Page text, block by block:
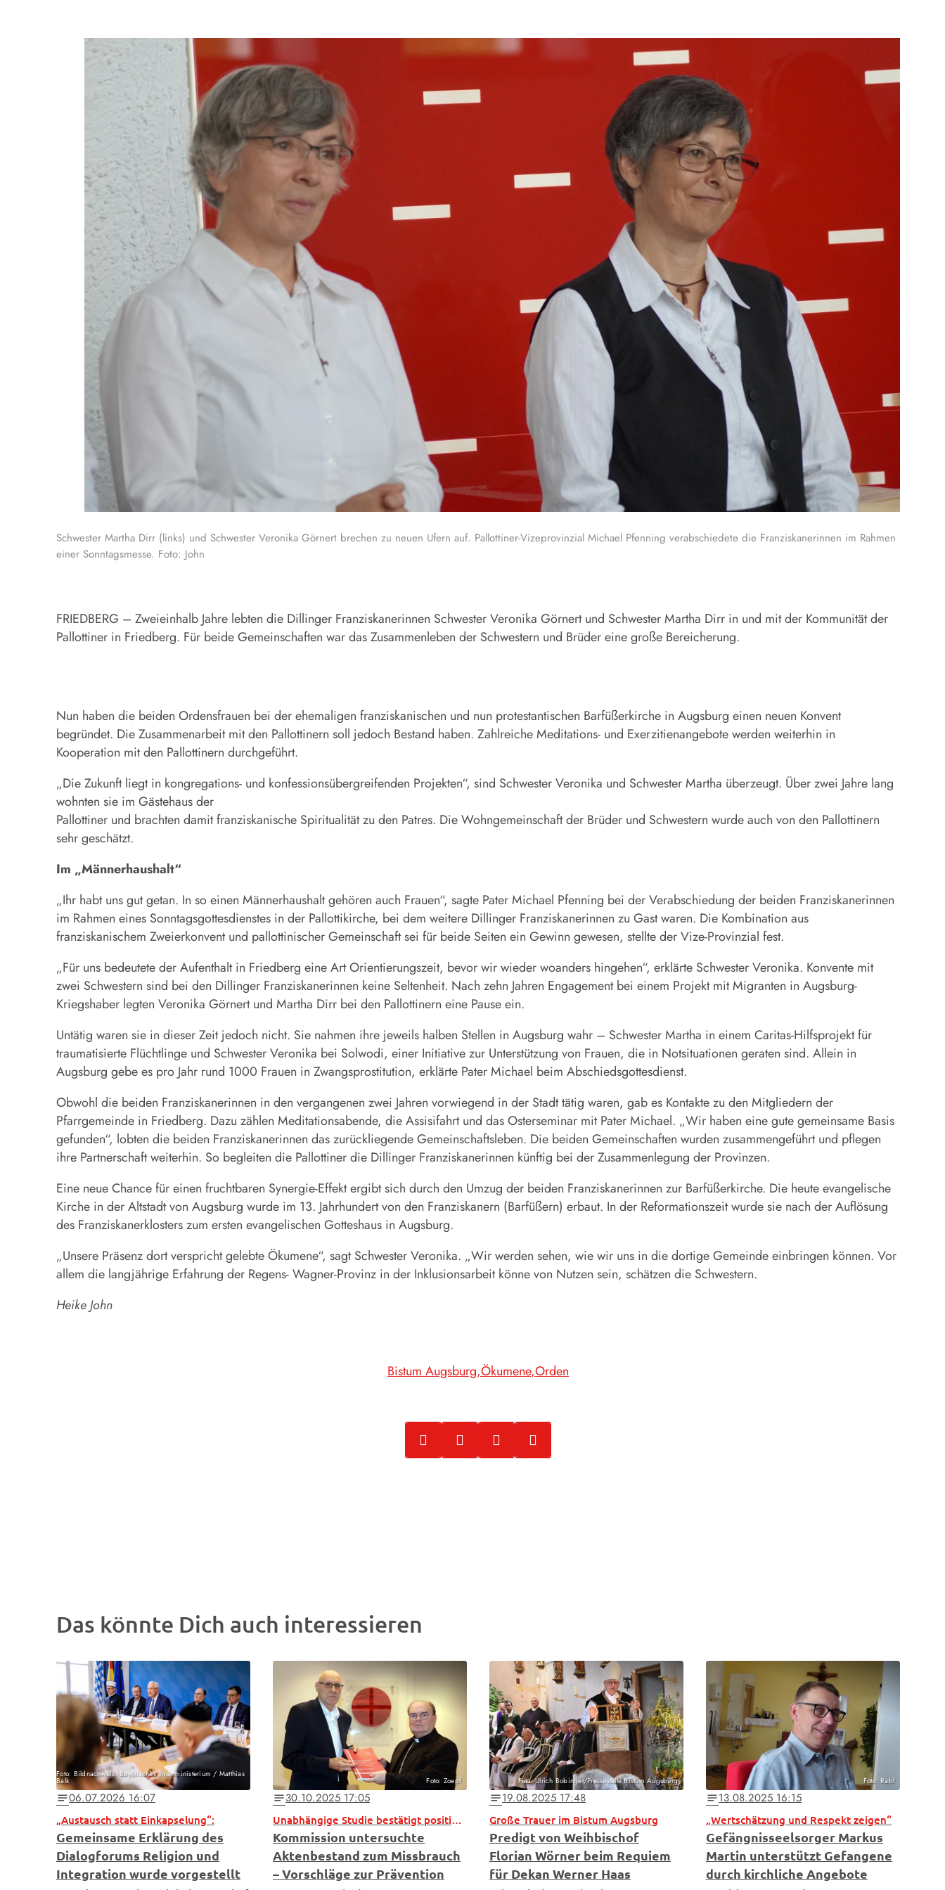
Schwester Martha Dirr (links) und Schwester Veronika Görnert brechen zu neuen Ufern auf. Pallottiner-Vizeprovinzial Michael Pfenning verabschiedete die Franziskanerinnen im Rahmen
einer Sonntagsmesse. Foto: John
FRIEDBERG – Zweieinhalb Jahre lebten die Dillinger Franziskanerinnen Schwester Veronika Görnert und Schwester Martha Dirr in und mit der Kommunität der
Pallottiner in Friedberg. Für beide Gemeinschaften war das Zusammenleben der Schwestern und Brüder eine große Bereicherung.
Nun haben die beiden Ordensfrauen bei der ehemaligen franziskanischen und nun protestantischen Barfüßerkirche in Augsburg einen neuen Konvent
begründet. Die Zusammenarbeit mit den Pallottinern soll jedoch Bestand haben. Zahlreiche Meditations- und Exerzitienangebote werden weiterhin in
Kooperation mit den Pallottinern durchgeführt.
„Die Zukunft liegt in kongregations- und konfessionsübergreifenden Projekten“, sind Schwester Veronika und Schwester Martha überzeugt. Über zwei Jahre lang
wohnten sie im Gästehaus der
Pallottiner und brachten damit franziskanische Spiritualität zu den Patres. Die Wohngemeinschaft der Brüder und Schwestern wurde auch von den Pallottinern
sehr geschätzt.
Im „Männerhaushalt“
„Ihr habt uns gut getan. In so einen Männerhaushalt gehören auch Frauen“, sagte Pater Michael Pfenning bei der Verabschiedung der beiden Franziskanerinnen
im Rahmen eines Sonntagsgottesdienstes in der Pallottikirche, bei dem weitere Dillinger Franziskanerinnen zu Gast waren. Die Kombination aus
franziskanischem Zweierkonvent und pallottinischer Gemeinschaft sei für beide Seiten ein Gewinn gewesen, stellte der Vize-Provinzial fest.
„Für uns bedeutete der Aufenthalt in Friedberg eine Art Orientierungszeit, bevor wir wieder woanders hingehen“, erklärte Schwester Veronika. Konvente mit
zwei Schwestern sind bei den Dillinger Franziskanerinnen keine Seltenheit. Nach zehn Jahren Engagement bei einem Projekt mit Migranten in Augsburg-
Kriegshaber legten Veronika Görnert und Martha Dirr bei den Pallottinern eine Pause ein.
Untätig waren sie in dieser Zeit jedoch nicht. Sie nahmen ihre jeweils halben Stellen in Augsburg wahr – Schwester Martha in einem Caritas-Hilfsprojekt für
traumatisierte Flüchtlinge und Schwester Veronika bei Solwodi, einer Initiative zur Unterstützung von Frauen, die in Notsituationen geraten sind. Allein in
Augsburg gebe es pro Jahr rund 1000 Frauen in Zwangsprostitution, erklärte Pater Michael beim Abschiedsgottesdienst.
Obwohl die beiden Franziskanerinnen in den vergangenen zwei Jahren vorwiegend in der Stadt tätig waren, gab es Kontakte zu den Mitgliedern der
Pfarrgemeinde in Friedberg. Dazu zählen Meditationsabende, die Assisifahrt und das Osterseminar mit Pater Michael. „Wir haben eine gute gemeinsame Basis
gefunden“, lobten die beiden Franziskanerinnen das zurückliegende Gemeinschaftsleben. Die beiden Gemeinschaften wurden zusammengeführt und pflegen
ihre Partnerschaft weiterhin. So begleiten die Pallottiner die Dillinger Franziskanerinnen künftig bei der Zusammenlegung der Provinzen.
Eine neue Chance für einen fruchtbaren Synergie-Effekt ergibt sich durch den Umzug der beiden Franziskanerinnen zur Barfüßerkirche. Die heute evangelische
Kirche in der Altstadt von Augsburg wurde im 13. Jahrhundert von den Franziskanern (Barfüßern) erbaut. In der Reformationszeit wurde sie nach der Auflösung
des Franziskanerklosters zum ersten evangelischen Gotteshaus in Augsburg.
„Unsere Präsenz dort verspricht gelebte Ökumene“, sagt Schwester Veronika. „Wir werden sehen, wie wir uns in die dortige Gemeinde einbringen können. Vor
allem die langjährige Erfahrung der Regens- Wagner-Provinz in der Inklusionsarbeit könne von Nutzen sein, schätzen die Schwestern.
Heike John
Bistum Augsburg Ökumene Orden
Das könnte Dich auch interessieren
Foto: Bildnachweis: Bayerisches Innenministerium / Matthias
Balk
notes06.07.2026 16:07
„Austausch statt Einkapselung“:
Gemeinsame Erklärung des
Dialogforums Religion und
Integration wurde vorgestellt
Foto: Zoepf
notes30.10.2025 17:05
Unabhängige Studie bestätigt positive Entwicklung
Kommission untersuchte
Aktenbestand zum Missbrauch
– Vorschläge zur Prävention
Foto: Ulrich Bobinger/Pressestelle Bistum Augsburg
notes19.08.2025 17:48
Große Trauer im Bistum Augsburg
Predigt von Weihbischof
Florian Wörner beim Requiem
für Dekan Werner Haas
Foto: Rabl
notes13.08.2025 16:15
„Wertschätzung und Respekt zeigen“
Gefängnisseelsorger Markus
Martin unterstützt Gefangene
durch kirchliche Angebote